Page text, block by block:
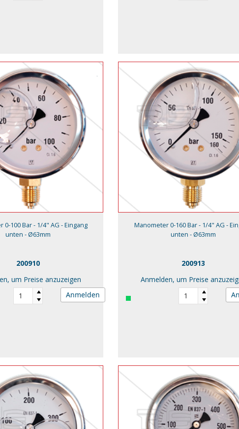
0-100 Bar - 1/4" AG - Eingang
unten - Ø63mm
200910
um Preise anzuzeigen
Anmelden
Manometer 0-160 Bar - 1/4" AG -
unten - Ø63mm
200913
Anmelden, um Preise